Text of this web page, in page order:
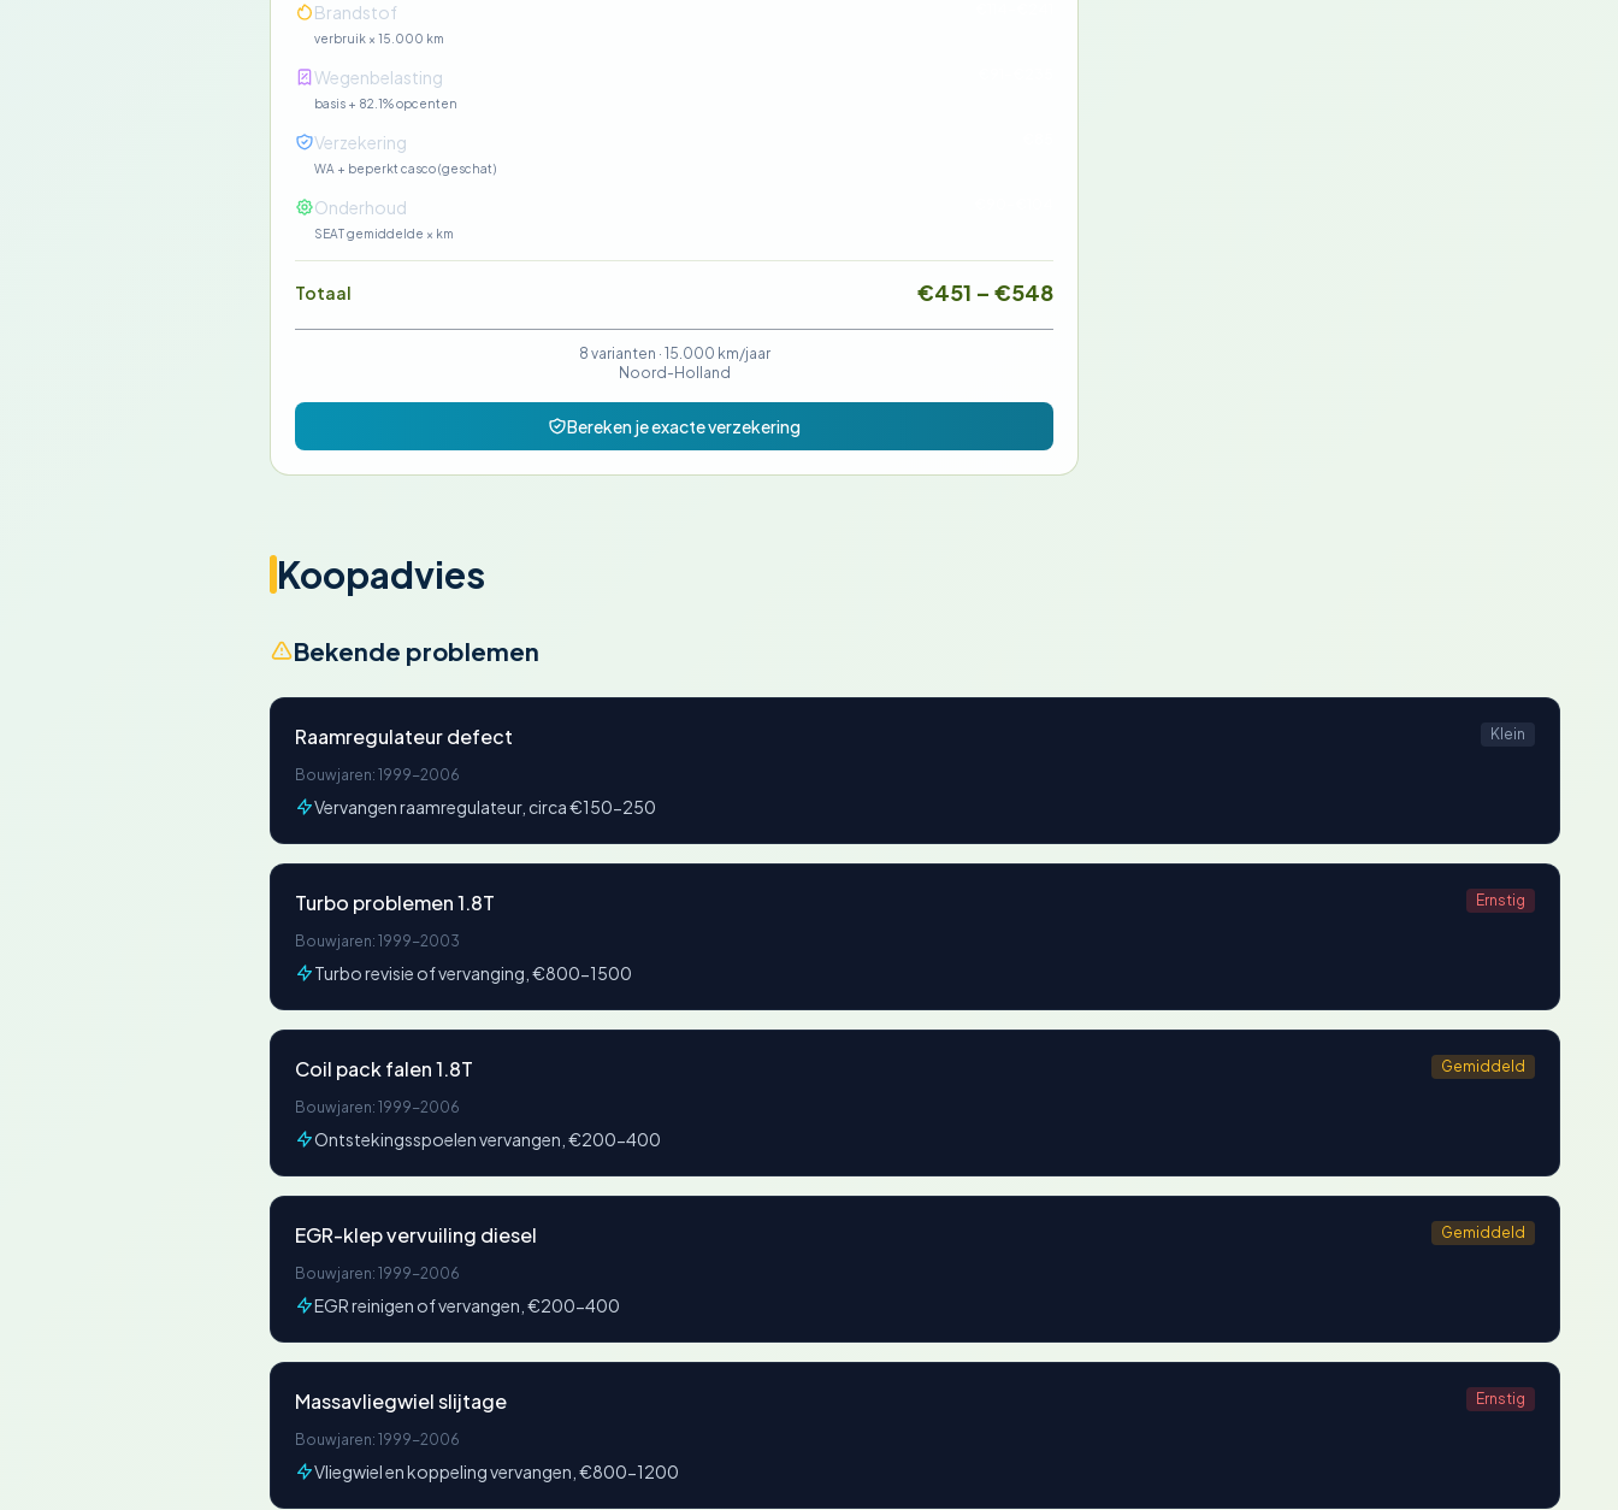
Brandstof
verbruik × 15.000 km
Wegenbelasting
basis + 82.1% opcenten
Verzekering
WA + beperkt casco (geschat)
Onderhoud
SEAT gemiddelde × km
Totaal €451 – €548
8 varianten · 15.000 km/jaar
Noord-Holland
Bereken je exacte verzekering
Koopadvies
Bekende problemen
Raamregulateur defect Klein
Bouwjaren: 1999-2006
Vervangen raamregulateur, circa €150-250
Turbo problemen 1.8T Ernstig
Bouwjaren: 1999-2003
Turbo revisie of vervanging, €800-1500
Coil pack falen 1.8T Gemiddeld
Bouwjaren: 1999-2006
Ontstekingsspoelen vervangen, €200-400
EGR-klep vervuiling diesel Gemiddeld
Bouwjaren: 1999-2006
EGR reinigen of vervangen, €200-400
Massavliegwiel slijtage Ernstig
Bouwjaren: 1999-2006
Vliegwiel en koppeling vervangen, €800-1200